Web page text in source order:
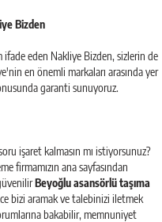
Bizden
eden Nakliye Bizden, sizlerin de
en önemli markaları arasında yer
garanti sunuyoruz.
işaret kalmasın mı istiyorsunuz?
firmamızın ana sayfasından
Beyoğlu asansörlü taşıma
bizi aramak ve talebinizi iletmek
bakabilir, memnuniyet